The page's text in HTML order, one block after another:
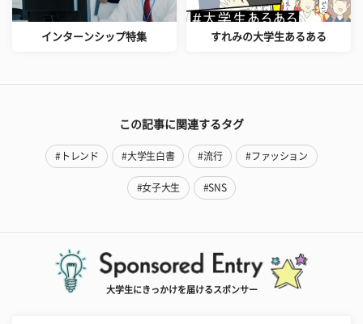
インターンシップ特集 すれみの大学生あるある
この記事に関連するタグ
#トレンド #大学生白書 #流行 #ファッション
#女子大生 #SNS
大学生にきっかけを届けるスポンサー